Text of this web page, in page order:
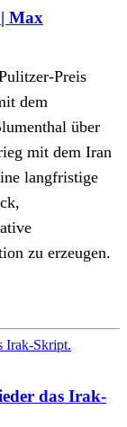
Max
Preis
dem
über
mit dem Iran
langfristige
zu erzeugen.
das Irak-